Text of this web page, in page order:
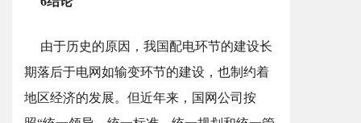
由于历史的原因，我国配电环节的建设长
期落后于电网如输变环节的建设，也制约着
地区经济的发展。但近年来，国网公司按